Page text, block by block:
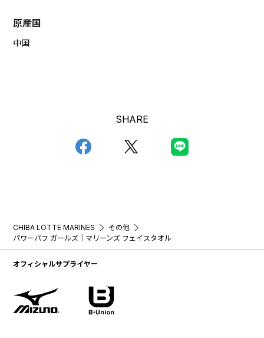
原産国
中国
SHARE
CHIBA LOTTE MARINES
その他
パワーパフ ガールズ｜マリーンズ フェイスタオル
オフィシャルサプライヤー